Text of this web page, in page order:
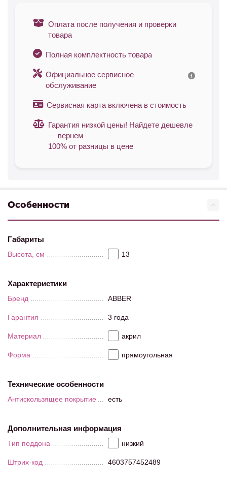
Оплата после получения и проверки
товара
Полная комплектность товара
Официальное сервисное
обслуживание
Сервисная карта включена в стоимость
Гарантия низкой цены! Найдете дешевле
— вернем
100% от разницы в цене
Особенности
Габариты
Высота, см 13
Характеристики
Бренд ABBER
Гарантия 3 года
Материал акрил
Форма прямоугольная
Технические особенности
Антискользящее покрытие есть
Дополнительная информация
Тип поддона низкий
Штрих-код 4603757452489